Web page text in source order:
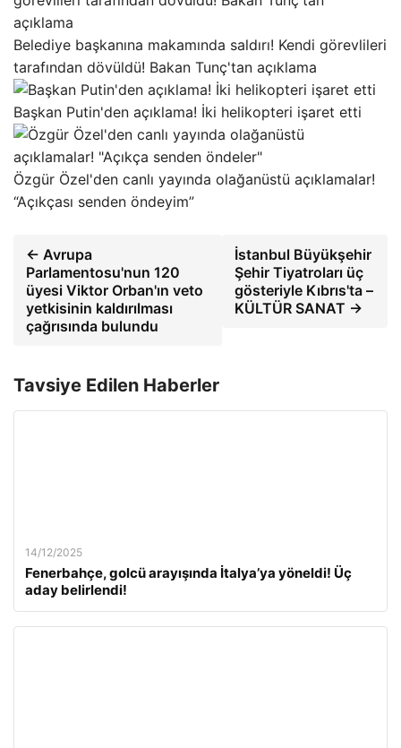
Belediye başkanına makamında saldırı! Kendi görevlileri
tarafından dövüldü! Bakan Tunç'tan açıklama
Başkan Putin'den açıklama! İki helikopteri işaret etti
Özgür Özel'den canlı yayında olağanüstü açıklamalar!
“Açıkçası senden öndeyim”
← Avrupa
Parlamentosu'nun 120
üyesi Viktor Orban'ın veto
yetkisinin kaldırılması
çağrısında bulundu
İstanbul Büyükşehir
Şehir Tiyatroları üç
gösteriyle Kıbrıs'ta –
KÜLTÜR SANAT →
Tavsiye Edilen Haberler
14/12/2025
Fenerbahçe, golcü arayışında İtalya’ya yöneldi! Üç
aday belirlendi!